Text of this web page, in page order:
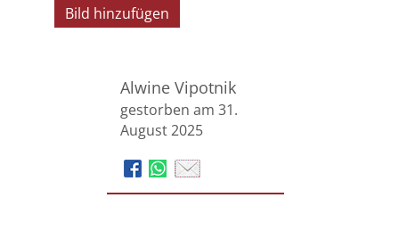
Bild hinzufügen
Alwine Vipotnik
gestorben am 31.
August 2025